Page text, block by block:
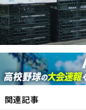
関連記事